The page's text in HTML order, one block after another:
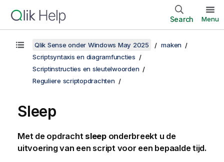
Search Menu
Qlik Sense onder Windows May 2025
maken
Scriptsyntaxis en diagramfuncties
Scriptinstructies en sleutelwoorden
Reguliere scriptopdrachten
Sleep
Met de opdracht sleeponderbreekt u de
uitvoering van een script voor een bepaalde tijd.